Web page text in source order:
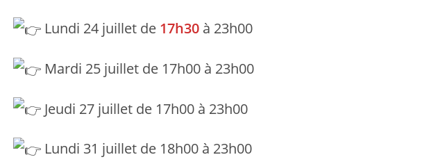
Lundi 24 juillet de 17h30 à 23h00
Mardi 25 juillet de 17h00 à 23h00
Jeudi 27 juillet de 17h00 à 23h00
Lundi 31 juillet de 18h00 à 23h00